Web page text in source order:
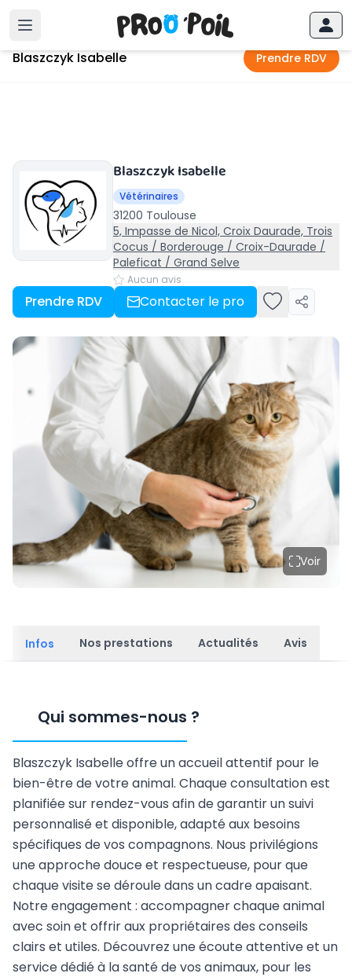
Accueil Blaszczyk Isabelle
Blaszczyk Isabelle Prendre RDV
Blaszczyk Isabelle
Vétérinaires
31200 Toulouse
5, Impasse de Nicol, Croix Daurade, Trois
Cocus / Borderouge / Croix-Daurade /
Paleficat / Grand Selve
Aucun avis
Prendre RDV Contacter le pro
Voir
Infos Nos prestations Actualités Avis
Qui sommes-nous ?
Blaszczyk Isabelle offre un accueil attentif pour le
bien-être de votre animal. Chaque consultation est
planifiée sur rendez-vous afin de garantir un suivi
personnalisé et disponible, adapté aux besoins
spécifiques de vos compagnons. Nous privilégions
une approche douce et respectueuse, pour que
chaque visite se déroule dans un cadre apaisant.
Notre engagement : accompagner chaque animal
avec soin et offrir aux propriétaires des conseils
clairs et utiles. Découvrez une écoute attentive et un
service dédié à la santé de vos animaux, pour les